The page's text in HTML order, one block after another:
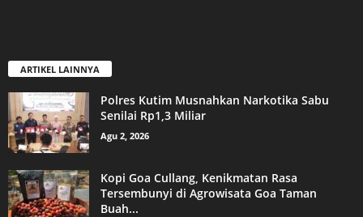
ARTIKEL LAINNYA
Polres Kutim Musnahkan Narkotika Sabu
Senilai Rp1,3 Miliar
Agu 2, 2026
Kopi Goa Cullang, Kenikmatan Rasa
Tersembunyi di Agrowisata Goa Taman
Buah...